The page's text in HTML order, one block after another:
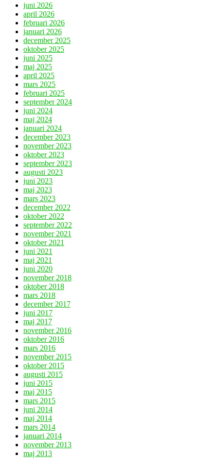
juni 2026
april 2026
februari 2026
januari 2026
december 2025
oktober 2025
juni 2025
maj 2025
april 2025
mars 2025
februari 2025
september 2024
juni 2024
maj 2024
januari 2024
december 2023
november 2023
oktober 2023
september 2023
augusti 2023
juni 2023
maj 2023
mars 2023
december 2022
oktober 2022
september 2022
november 2021
oktober 2021
juni 2021
maj 2021
juni 2020
november 2018
oktober 2018
mars 2018
december 2017
juni 2017
maj 2017
november 2016
oktober 2016
mars 2016
november 2015
oktober 2015
augusti 2015
juni 2015
maj 2015
mars 2015
juni 2014
maj 2014
mars 2014
januari 2014
november 2013
maj 2013